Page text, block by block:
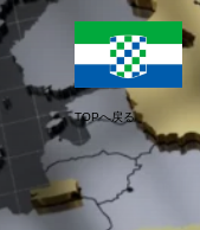
コ
ン
ン
ツ
ス